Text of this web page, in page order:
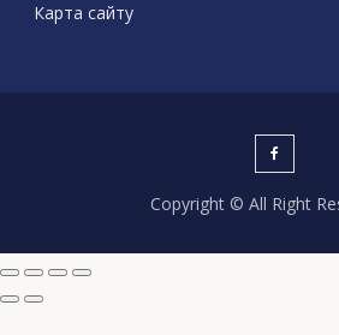
Карта сайту
Copyright © All Right